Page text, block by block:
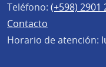
Teléfono: (+598) 2901
Contacto
Horario de atención: